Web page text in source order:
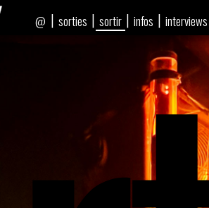
| sorties | sortir | infos | interviews
@